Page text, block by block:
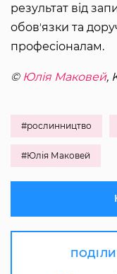
результат від
обовʼязки та
професіоналам.
© Юлія Маковей,
#рослинництво
#Юлія Маковей